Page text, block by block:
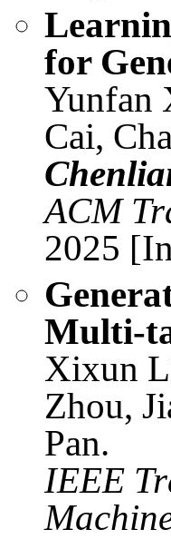
for
Yunfan
Cai,
ACM
2025
Multi-
Xixun
Zhou,
Pan.
IEEE